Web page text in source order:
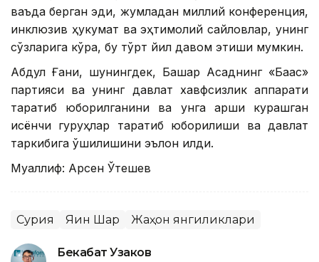
ваъда берган эди, жумладан миллий конференция,
инклюзив ҳукумат ва эҳтимолий сайловлар, унинг
сўзларига кўра, бу тўрт йил давом этиши мумкин.
Абдул Ғани, шунингдек, Башар Асаднинг «Баас»
партияси ва унинг давлат хавфсизлик аппарати
тарқатиб юборилганини ва унга қарши курашган
исёнчи гуруҳлар тарқатиб юборилиши ва давлат
таркибига қўшилишини эълон қилди.
Муаллиф: Арсен Ўтешев
Сурия Яқин Шарқ Жаҳон янгиликлари
Бекабат Узаков